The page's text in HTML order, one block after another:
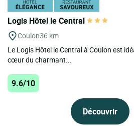
Logis Hôtel le Central
Coulon36 km
Le Logis Hôtel le Central à Coulon est
cœur du charmant...
9.6/10
Découvrir